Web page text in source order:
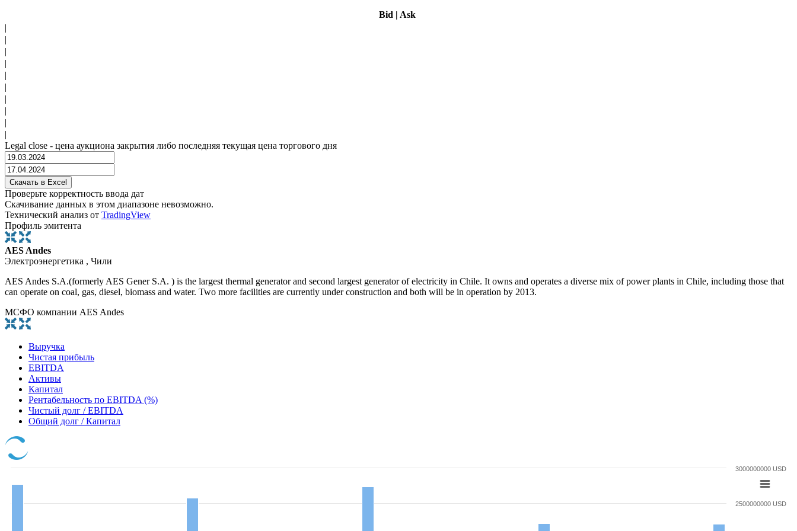
Bid | Ask
|
|
|
|
|
|
|
|
|
|
Legal close - цена аукциона закрытия либо последняя текущая цена торгового дня
Проверьте корректность ввода дат
Скачивание данных в этом диапазоне невозможно.
Технический анализ от TradingView
Профиль эмитента
AES Andes
Электроэнергетика , Чили
AES Andes S.A.(formerly AES Gener S.A. ) is the largest thermal generator and second largest generator of electricity in Chile. It owns and operates a diverse mix of power plants in Chile, including those that
can operate on coal, gas, diesel, biomass and water. Two more facilities are currently under construction and both will be in operation by 2013.
МСФО компании AES Andes
Выручка
Чистая прибыль
EBITDA
Активы
Капитал
Рентабельность по EBITDA (%)
Чистый долг / EBITDA
Общий долг / Капитал
2500000000 USD
3000000000 USD